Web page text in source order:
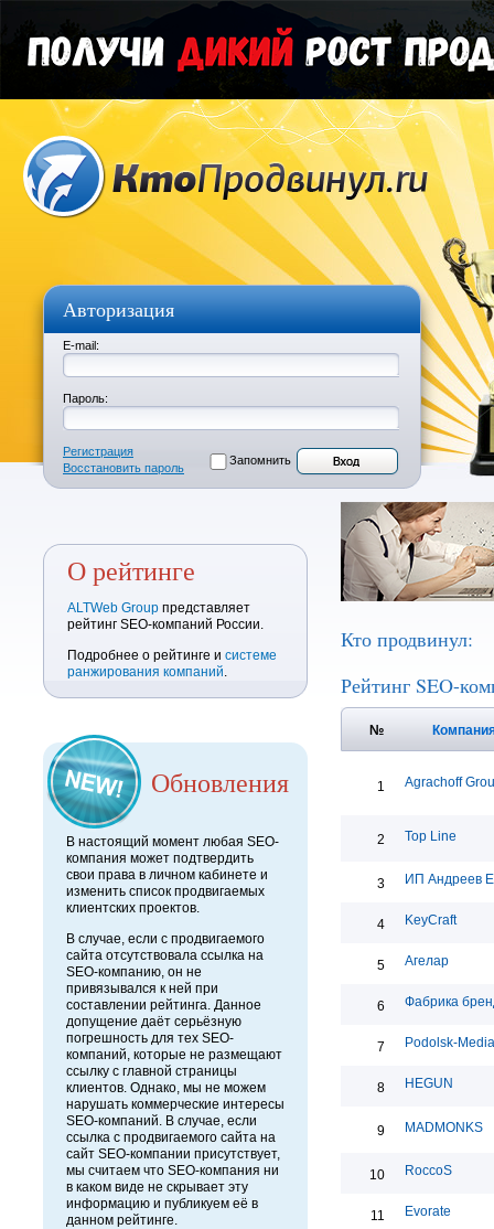
Авторизация
E-mail:
Пароль:
Регистрация
Восстановить пароль
Запомнить
О рейтинге
ALTWeb Group представляет
рейтинг SEO-компаний России.
Подробнее о рейтинге и системе
ранжирования компаний.
Обновления
В настоящий момент любая SEO-
компания может подтвердить
свои права в личном кабинете и
изменить список продвигаемых
клиентских проектов.
В случае, если с продвигаемого
сайта отсутствовала ссылка на
SEO-компанию, он не
привязывался к ней при
составлении рейтинга. Данное
допущение даёт серьёзную
погрешность для тех SEO-
компаний, которые не размещают
ссылку с главной страницы
клиентов. Однако, мы не можем
нарушать коммерческие интересы
SEO-компаний. В случае, если
ссылка с продвигаемого сайта на
сайт SEO-компании присутствует,
мы считаем что SEO-компания ни
в каком виде не скрывает эту
информацию и публикуем её в
данном рейтинге.
Кто продвинул:
Рейтинг SEO-
№
1 Agrachoff
2 Top Line
3 ИП Андреев
4 KeyCraft
5 Агелар
6 Фабрика
7 Podolsk-Media
8 HEGUN
9 MADMONKS
10 RoccoS
11 Evorate